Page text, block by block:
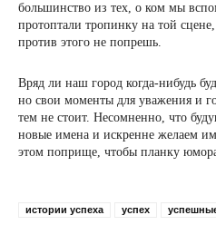
большинство из тех, о ком мы
протоптали тропинку на той
против этого не попрешь.
Вряд ли наш город когда-нибудь
но свои моменты для уважения и
тем не стоит. Несомненно, что
новые имена и искренне желаем
этом поприще, чтобы планку
истории успеха успех